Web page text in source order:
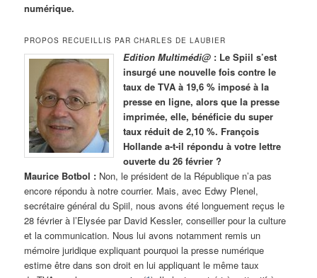
numérique.
PROPOS RECUEILLIS PAR CHARLES DE LAUBIER
Edition Multimédi@ : Le Spiil s’est
insurgé une nouvelle fois contre le
taux de TVA à 19,6 % imposé à la
presse en ligne, alors que la presse
imprimée, elle, bénéficie du super
taux réduit de 2,10 %. François
Hollande a-t-il répondu à votre lettre
ouverte du 26 février ?
Maurice Botbol : Non, le président de la République n’a pas
encore répondu à notre courrier. Mais, avec Edwy Plenel,
secrétaire général du Spiil, nous avons été longuement reçus le
28 février à l’Elysée par David Kessler, conseiller pour la culture
et la communication. Nous lui avons notamment remis un
mémoire juridique expliquant pourquoi la presse numérique
estime être dans son droit en lui appliquant le même taux